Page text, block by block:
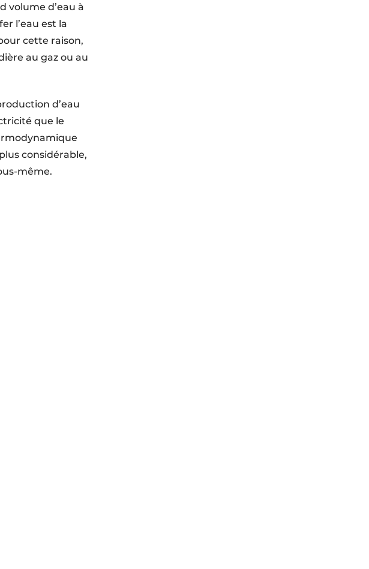
volume d’eau à
l’eau est la
cette raison,
au gaz ou au
d’eau
que le
considérable,
même.